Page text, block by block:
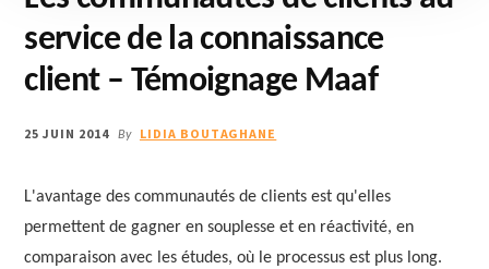
service de la connaissance
client – Témoignage Maaf
25 JUIN 2014 By LIDIA BOUTAGHANE
L'avantage des communautés de clients est qu'elles
permettent de gagner en souplesse et en réactivité, en
comparaison avec les études, où le processus est plus long.